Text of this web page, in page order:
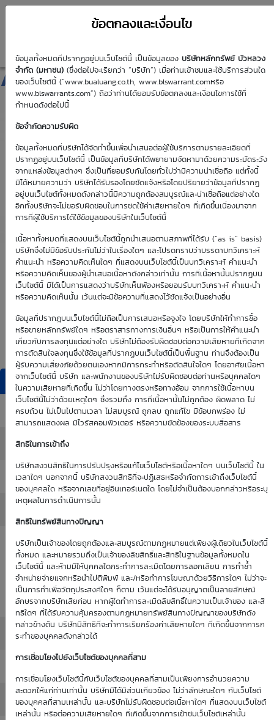
ข้อตกลงและเงื่อนไข
ข้อมูลทั้งหมดที่ปรากฏอยู่บนเว็บไซต์นี้ เป็นข้อมูลของ บริษัทหลักทรัพย์ บัวหลวง
จำกัด (มหาชน) (ซึ่งต่อไปจะเรียกว่า “บริษัท”) เมื่อท่านเข้าชมและใช้บริการส่วนใด
ของเว็บไซต์นี้ (“www.bualuang.co.th, www.blswarrant.comหรือ
www.blswarrants.com”) ถือว่าท่านได้ยอมรับข้อตกลงและเงื่อนไขการใช้ที่
กำหนดดังต่อไปนี้
ข้อจำกัดความรับผิด
ข้อมูลทั้งหมดที่บริษัทได้จัดทำขึ้นเพื่อนำเสนอต่อผู้ใช้บริการตามรายละเอียดที่
ปรากฏอยู่บนเว็บไซต์นี้ เป็นข้อมูลที่บริษัทได้พยายามจัดหามาด้วยความระมัดระวัง
จากแหล่งข้อมูลต่างๆ ซึ่งเป็นที่ยอมรับกันโดยทั่วไปว่ามีความน่าเชื่อถือ แต่ทั้งนี้
มิได้หมายความว่า บริษัทได้รับรองโดยชัดแจ้งหรือโดยปริยายว่าข้อมูลที่ปรากฏ
อยู่บนเว็บไซต์ทั้งหมดดังกล่าวนี้มีความถูกต้องสมบูรณ์และน่าเชื่อถือแต่อย่างใด
อีกทั้งบริษัทจะไม่ขอรับผิดชอบในการชดใช้ค่าเสียหายใดๆ ที่เกิดขึ้นเนื่องมาจาก
การที่ผู้ใช้บริการได้ใช้ข้อมูลของบริษัทในเว็บไซต์นี้
เนื้อหาทั้งหมดที่แสดงบนเว็บไซต์นี้ถูกนำเสนอตามสภาพที่ได้รับ (“as is” basis)
บริษัทจึงไม่มีข้อรับประกันไม่ว่าในเรื่องใดๆ และโปรดทราบว่าบรรดาบทวิเคราะห์
คำแนะนำ หรือความคิดเห็นใดๆ ที่แสดงบนเว็บไซต์นี้เป็นบทวิเคราะห์ คำแนะนำ
หรือความคิดเห็นของผู้นำเสนอเนื้อหาดังกล่าวเท่านั้น การที่เนื้อหานั้นปรากฏบน
เว็บไซต์นี้ มิได้เป็นการแสดงว่าบริษัทเห็นพ้องหรือยอมรับบทวิเคราะห์ คำแนะนำ
หรือความคิดเห็นนั้น เว้นแต่จะมีข้อความที่แสดงไว้ชัดแจ้งเป็นอย่างอื่น
ข้อมูลที่ปรากฎบนเว็บไซต์นี้ไม่ถือเป็นการเสนอหรือจูงใจ โดยบริษัทให้ทำการซื้อ
หรือขายหลักทรัพย์ใดๆ หรือตราสารทางการเงินอื่นๆ หรือเป็นการให้คำแนะนำ
เกี่ยวกับการลงทุนแต่อย่างใด บริษัทไม่ต้องรับผิดชอบต่อความเสียหายที่เกิดจาก
การตัดสินใจลงทุนซึ่งใช้ข้อมูลที่ปรากฏบนเว็บไซต์นี้เป็นพื้นฐาน ท่านจึงต้องเป็น
ผู้รับความเสี่ยงภัยด้วยตนเองหากมีการกระทำหรือตัดสินใจใดๆ โดยอาศัยเนื้อหา
จากเว็บไซต์นี้ บริษัท และพนักงานของบริษัทไม่รับผิดชอบต่อท่านหรือบุคคลใดๆ
ในความเสียหายที่เกิดขึ้น ไม่ว่าโดยทางตรงหรือทางอ้อม จากการใช้เนื้อหาบน
เว็บไซต์นี้ไม่ว่าด้วยเหตุใดๆ ซึ่งรวมถึง การที่เนื้อหานั้นไม่ถูกต้อง ผิดพลาด ไม่
ครบถ้วน ไม่เป็นไปตามเวลา ไม่สมบูรณ์ ถูกลบ ถูกแก้ไข มีข้อบกพร่อง ไม่
สามารถแสดงผล มีไวรัสคอมพิวเตอร์ หรือความขัดข้องของระบบสื่อสาร
สิทธิในการเข้าถึง
บริษัทสงวนสิทธิในการปรับปรุงหรือแก้ไขเว็บไซต์หรือเนื้อหาใดๆ บนเว็บไซต์นี้ ใน
เวลาใดๆ นอกจากนี้ บริษัทสงวนสิทธิที่จะปฏิเสธหรือจำกัดการเข้าถึงเว็บไซต์นี้
ของบุคคลใด หรือจากเลขที่อยู่อินเทอร์เนตใด โดยไม่จำเป็นต้องบอกกล่าวหรือระบุ
เหตุผลในการดำเนินการนั้น
สิทธิในทรัพย์สินทางปัญญา
บริษัทเป็นเจ้าของโดยถูกต้องและสมบูรณ์ตามกฏหมายแต่เพียงผู้เดียวในเว็บไซต์นี้
ทั้งหมด และหมายรวมถึงเป็นเจ้าของลิขสิทธิ์และสิทธิในฐานข้อมูลทั้งหมดใน
เว็บไซต์นี้ และห้ามมิให้บุคคลใดกระทำการละเมิดโดยการลอกเลียน การทำซ้ำ
จำหน่ายจ่ายแจกหรือนำไปตีพิมพ์ และ/หรือทำการโฆษณาด้วยวิธีการใดๆ ไม่ว่าจะ
เป็นการทำเพื่อวัตถุประสงค์ใดๆ ก็ตาม เว้นแต่จะได้รับอนุญาตเป็นลายลักษณ์
อักษรจากบริษัทเสียก่อน หากผู้ใดทำการละเมิดลิขสิทธิ์ในความเป็นเจ้าของ และสิ
ทธิใดๆ ที่ได้รับความคุ้มครองตามกฏหมายทรัพย์สินทางปัญญาของบริษัทดัง
กล่าวข้างต้น บริษัทมีสิทธิที่จะทำการเรียกร้องค่าเสียหายใดๆ ที่เกิดขึ้นจากการก
ระทำของบุคคลดังกล่าวได้
การเชื่อมโยงไปยังเว็บไซต์ของบุคคลที่สาม
การเชื่อมโยงเว็บไซต์นี้กับเว็บไซต์ของบุคคลที่สามเป็นเพียงการอำนวยความ
สะดวกให้แก่ท่านเท่านั้น บริษัทมิได้มีส่วนเกี่ยวข้อง ไม่ว่าลักษณะใดๆ กับเว็บไซต์
ของบุคคลที่สามเหล่านั้น และบริษัทไม่รับผิดชอบต่อเนื้อหาใดๆ ที่แสดงบนเว็บไซต์
เหล่านั้น หรือต่อความเสียหายใดๆ ที่เกิดขึ้นจากการเข้าชมเว็บไซต์เหล่านั้น
ADVANC01C2503B
วันซื้อขายวันแรก
1 ม.ค. 2513
7 ส.ค. 2569
วันซื้อขายวันสุดท้าย
1 ม.ค. 2513
Effective Gearing
0.00
Sensitivity
0.00
Time Decay
0.00 %
TTM (days)
DW Indicators
Effective Gearing
: 0.00
Sensitivity
Time Decay (%)
: 0.00%
Implied Volatility
Historical
Volatility
: 0.00%(as of 1
Jan 70)
:
0.00%
(as of 1
Jan 70)
Moneyness
: ATM / 0.00%
Delta
: 0.00%
All in Premium
: 0.00%